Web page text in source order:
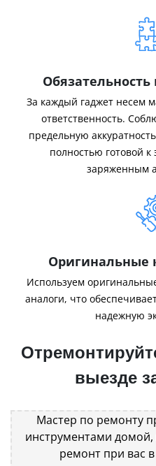
Обязательность
За каждый гаджет несем
ответственность.
предельную
полностью готовой к
заряженным
Оригинальные
Используем
аналоги, что
надежную
выезде
Мастер по ремонту
инструментами домой,
ремонт при вас